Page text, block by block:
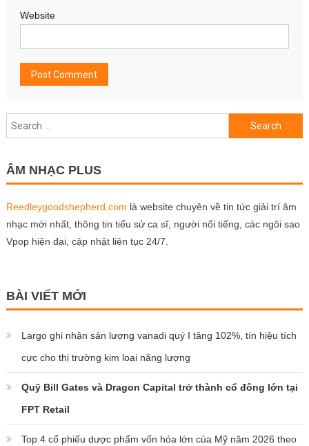
Website
Search
for:
ÂM NHẠC PLUS
Reedleygoodshepherd.com là website chuyên về tin tức giải trí âm
nhạc mới nhất, thông tin tiểu sử ca sĩ, người nổi tiếng, các ngôi sao
Vpop hiện đại, cập nhật liên tục 24/7.
BÀI VIẾT MỚI
Largo ghi nhận sản lượng vanadi quý I tăng 102%, tín hiệu tích
cực cho thị trường kim loại năng lượng
Quỹ Bill Gates và Dragon Capital trở thành cổ đông lớn tại
FPT Retail
Top 4 cổ phiếu dược phẩm vốn hóa lớn của Mỹ năm 2026 theo